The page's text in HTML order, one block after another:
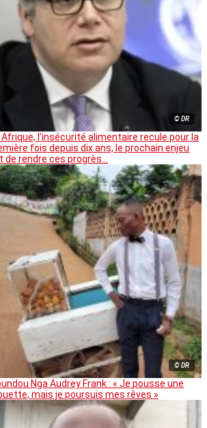
© DR
Afrique, l’insécurité alimentaire recule pour la
fois depuis dix ans, le prochain enjeu
de rendre ces progrès…
© DR
Nga Audrey Frank : « Je pousse une
mais je poursuis mes rêves »